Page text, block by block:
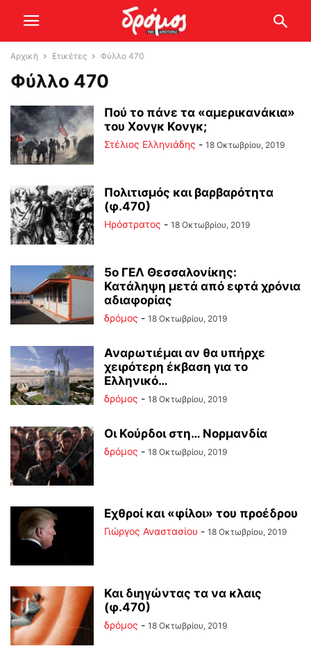
Αρχική Ετικέτες Φύλλο 470
Φύλλο 470
Πού το πάνε τα «αμερικανάκια»
του Χονγκ Κονγκ;
Στέλιος Ελληνιάδης - 18 Οκτωβρίου, 2019
Πολιτισμός και βαρβαρότητα
(φ.470)
Ηρόστρατος - 18 Οκτωβρίου, 2019
5ο ΓΕΛ Θεσσαλονίκης:
Κατάληψη μετά από εφτά χρόνια
αδιαφορίας
δρόμος - 18 Οκτωβρίου, 2019
Αναρωτιέμαι αν θα υπήρχε
χειρότερη έκβαση για το
Ελληνικό…
δρόμος - 18 Οκτωβρίου, 2019
Οι Κούρδοι στη… Νορμανδία
δρόμος - 18 Οκτωβρίου, 2019
Εχθροί και «φίλοι» του προέδρου
Γιώργος Αναστασίου - 18 Οκτωβρίου, 2019
Και διηγώντας τα να κλαις
(φ.470)
δρόμος - 18 Οκτωβρίου, 2019